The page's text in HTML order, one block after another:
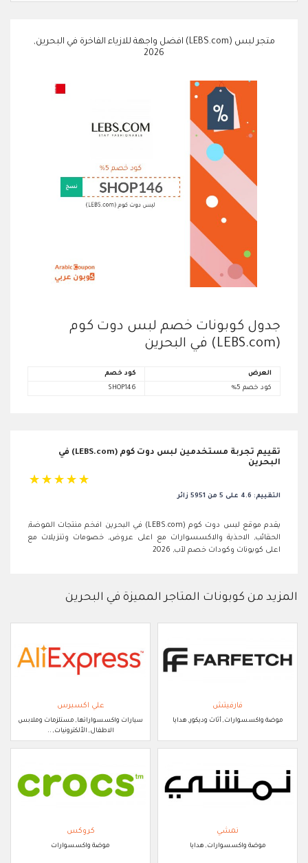
متجر لبس (LEBS.com) افضل واجهة للازياء الفاخرة في البحرين,
2026
جدول كوبونات خصم لبس دوت كوم
(LEBS.com) في البحرين
العرض
كود خصم
كود خصم 5%
SHOP146
تقييم تجربة مستخدمين لبس دوت كوم (LEBS.com) في
البحرين
☆ ☆ ☆ ☆ ☆
التقييم: 4.6 على 5 من 5951 زائر
يقدم موقع لبس دوت كوم (LEBS.com) في البحرين افخم منتجات الموضة,
الحقائب, الاحذية والاكسسوارات مع اعلى عروض, خصومات وتنزيلات مع
اعلى كوبونات وكودات خصم لآب, 2026
المزيد من كوبونات المتاجر المميزة في البحرين
فارفيتش
موضة واكسسوارات, أثاث وديكور, هدايا
علي اكسبرس
سيارات واكسسواراتها, مستلزمات وملابس
الاطفال, الألكترونيات, ..
نمشي
موضة واكسسوارات, هدايا
كروكس
موضة واكسسوارات